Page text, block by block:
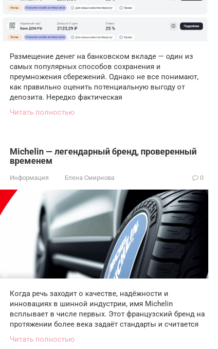
Размещение денег на банковском вкладе — один из
самых популярных способов сохранения и
преумножения сбережений. Однако не все понимают,
как правильно оценить потенциальную выгоду от
депозита. Нередко фактическая
Читать полностью
Michelin — легендарный бренд, проверенный
временем
Информация Елена Смирнова 0
Когда речь заходит о качестве, надёжности и
инновациях в шинной индустрии, имя Michelin
всплывает в числе первых. Этот французский бренд на
протяжении более века задаёт стандарты и считается
Читать полностью